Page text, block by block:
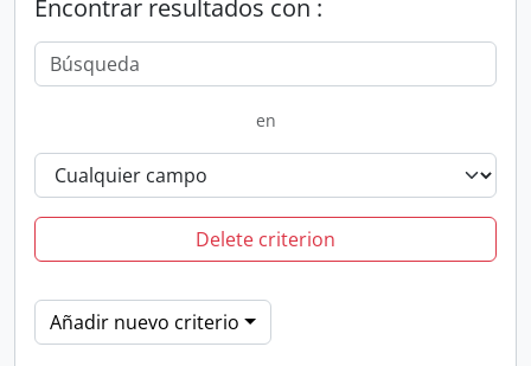
Encontrar resultados con :
en
Delete criterion
Añadir nuevo criterio